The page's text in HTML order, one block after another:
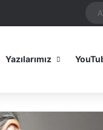
Mastodon
iOS
Yazılarımız